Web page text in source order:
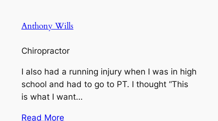
Anthony Wills
Chiropractor
I also had a running injury when I was in high
school and had to go to PT. I thought “This
is what I want…
Read More